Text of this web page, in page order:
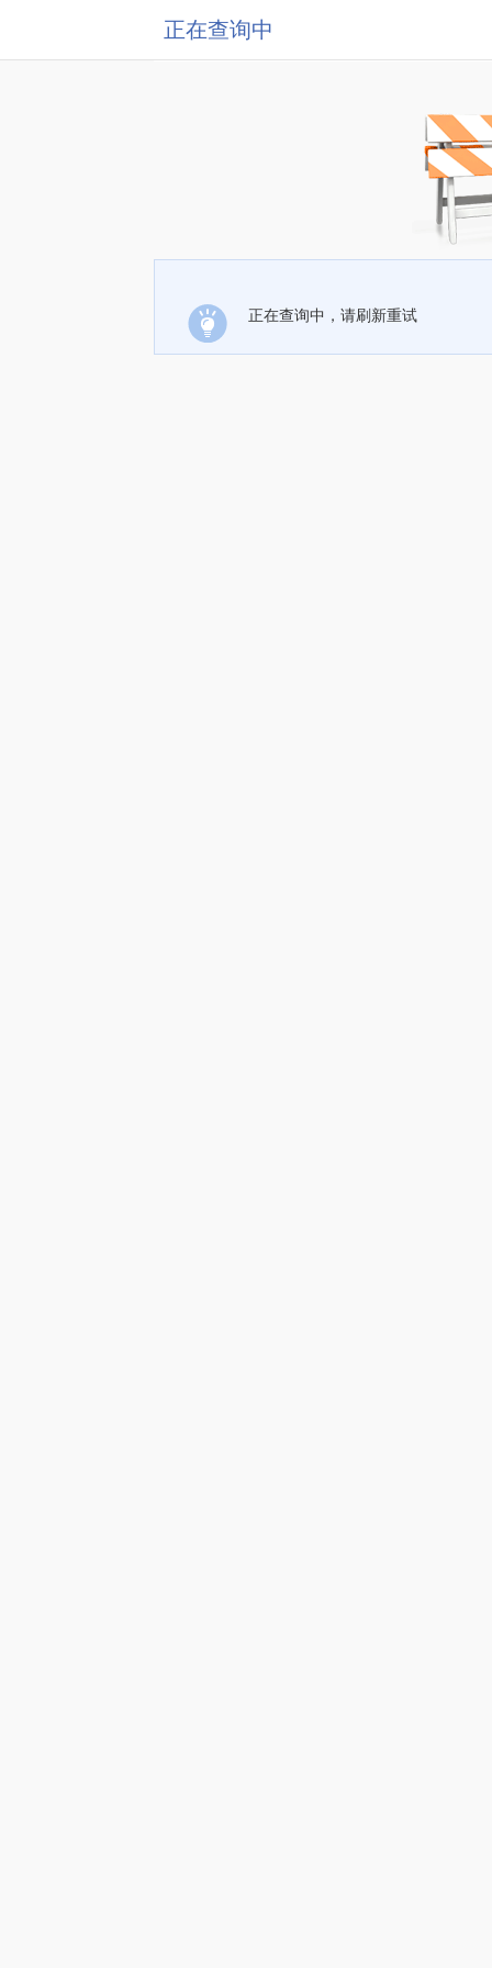
正在查询中
正在查询中，请刷新重试